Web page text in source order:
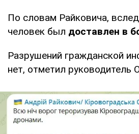
По словам Райковича,
человек был доставлен в
Разрушений гражданской
нет, отметил руководитель